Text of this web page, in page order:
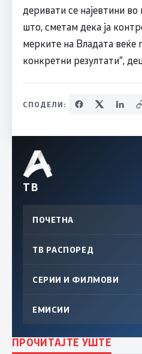
деривати се најевтини
што, сметам дека ја
мерките на Владата веќе
конкретни резултати“,
СПОДЕЛИ:
ТВ
ПОЧЕТНА
ТВ РАСПОРЕД
СЕРИИ И ФИЛМОВИ
ЕМИСИИ
ПРОЧИТАЈТЕ УШТЕ